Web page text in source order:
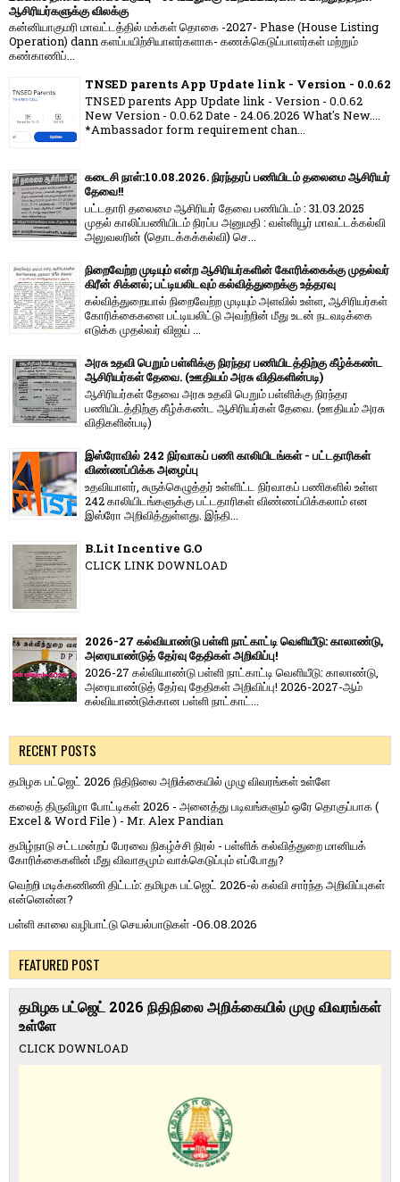
ஆசிரியர்களுக்கு விலக்கு
கன்னியாகுமரி மாவட்டத்தில் மக்கள் தொகை -2027- Phase (House Listing
Operation) dann களப்பயிற்சியாளர்களாக- கணக்கெடுப்பாளர்கள் மற்றும்
கண்காணிப்...
TNSED parents App Update link - Version - 0.0.62
TNSED parents App Update link - Version - 0.0.62
New Version - 0.0.62 Date - 24.06.2026 What's New....
*Ambassador form requirement chan...
கடைசி நாள்:10.08.2026. நிரந்தரப் பணியிடம் தலைமை ஆசிரியர்
தேவை!!
பட்டதாரி தலைமை ஆசிரியர் தேவை பணியிடம் : 31.03.2025
முதல் காலிப்பணியிடம் நிரப்ப அனுமதி : வள்ளியூர் மாவட்டக்கல்வி
அலுவலரின் (தொடக்கக்கல்வி) செ...
நிறைவேற்ற முடியும் என்ற ஆசிரியர்களின் கோரிக்கைக்கு முதல்வர்
கிரீன் சிக்னல்; பட்டியலிடவும் கல்வித்துறைக்கு உத்தரவு
கல்வித்துறையால் நிறைவேற்ற முடியும் அளவில் உள்ள, ஆசிரியர்கள்
கோரிக்கைகளை பட்டியலிட்டு அவற்றின் மீது உடன் நடவடிக்கை
எடுக்க முதல்வர் விஜய் ...
அரசு உதவி பெறும் பள்ளிக்கு நிரந்தர பணியிடத்திற்கு கீழ்க்கண்ட
ஆசிரியர்கள் தேவை. (ஊதியம் அரசு விதிகளின்படி)
ஆசிரியர்கள் தேவை அரசு உதவி பெறும் பள்ளிக்கு நிரந்தர
பணியிடத்திற்கு கீழ்க்கண்ட ஆசிரியர்கள் தேவை. (ஊதியம் அரசு
விதிகளின்படி)
இஸ்ரோவில் 242 நிர்வாகப் பணி காலியிடங்கள் - பட்டதாரிகள்
விண்ணப்பிக்க அழைப்பு
உதவியாளர், சுருக்கெழுத்தர் உள்ளிட்ட நிர்வாகப் பணிகளில் உள்ள
242 காலியிடங்களுக்கு பட்டதாரிகள் விண்ணப்பிக்கலாம் என
இஸ்ரோ அறிவித்துள்ளது. இந்தி...
B.Lit Incentive G.O
CLICK LINK DOWNLOAD
2026-27 கல்வியாண்டு பள்ளி நாட்காட்டி வெளியீடு: காலாண்டு,
அரையாண்டுத் தேர்வு தேதிகள் அறிவிப்பு!
2026-27 கல்வியாண்டு பள்ளி நாட்காட்டி வெளியீடு: காலாண்டு,
அரையாண்டுத் தேர்வு தேதிகள் அறிவிப்பு! 2026-2027-ஆம்
கல்வியாண்டுக்கான பள்ளி நாட்காட்...
RECENT POSTS
தமிழக பட்ஜெட் 2026 நிதிநிலை அறிக்கையில் முழு விவரங்கள் உள்ளே
கலைத் திருவிழா போட்டிகள் 2026 - அனைத்து படிவங்களும் ஒரே தொகுப்பாக (
Excel & Word File ) - Mr. Alex Pandian
தமிழ்நாடு சட்டமன்றப் பேரவை நிகழ்ச்சி நிரல் - பள்ளிக் கல்வித்துறை மானியக்
கோரிக்கைகளின் மீது விவாதமும் வாக்கெடுப்பும் எப்போது?
வெற்றி மடிக்கணிணி திட்டம்: தமிழக பட்ஜெட் 2026-ல் கல்வி சார்ந்த அறிவிப்புகள்
என்னென்ன?
பள்ளி காலை வழிபாட்டு செயல்பாடுகள் -06.08.2026
FEATURED POST
தமிழக பட்ஜெட் 2026 நிதிநிலை அறிக்கையில் முழு விவரங்கள்
உள்ளே
CLICK DOWNLOAD